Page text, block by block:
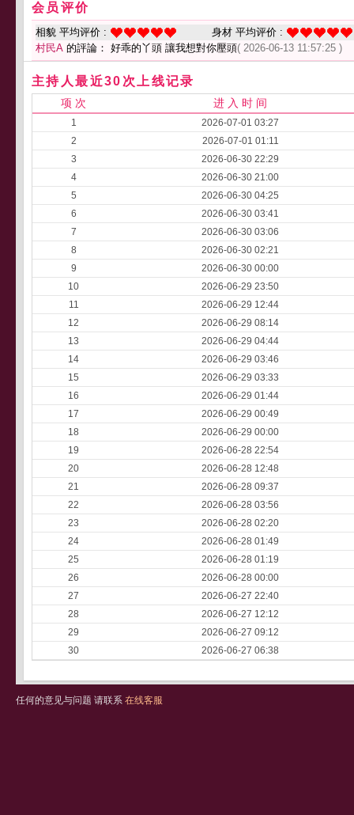
会员评价
相貌 平均评价 :
身材 平均评价 :
村民A 的評論： 好乖的丫頭 讓我想對你壓頭( 2026-06-13 11:57:25 )
主持人最近30次上线记录
项 次 进 入 时 间
1
2026-07-01 03:27
2
2026-07-01 01:11
3
2026-06-30 22:29
4
2026-06-30 21:00
5
2026-06-30 04:25
6
2026-06-30 03:41
7
2026-06-30 03:06
8
2026-06-30 02:21
9
2026-06-30 00:00
10
2026-06-29 23:50
11
2026-06-29 12:44
12
2026-06-29 08:14
13
2026-06-29 04:44
14
2026-06-29 03:46
15
2026-06-29 03:33
16
2026-06-29 01:44
17
2026-06-29 00:49
18
2026-06-29 00:00
19
2026-06-28 22:54
20
2026-06-28 12:48
21
2026-06-28 09:37
22
2026-06-28 03:56
23
2026-06-28 02:20
24
2026-06-28 01:49
25
2026-06-28 01:19
26
2026-06-28 00:00
27
2026-06-27 22:40
28
2026-06-27 12:12
29
2026-06-27 09:12
30
2026-06-27 06:38
任何的意见与问题 请联系 在线客服